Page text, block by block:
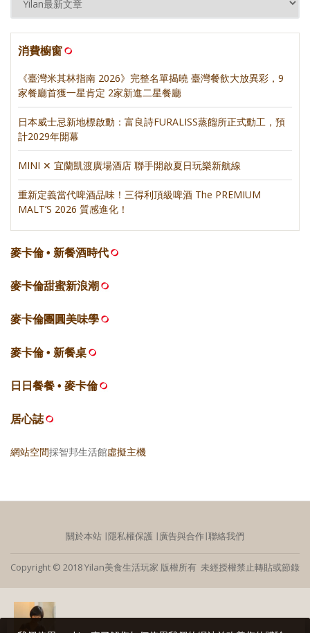
消費櫥窗
《臺灣米其林指南 2026》完整名單揭曉 臺灣餐飲大放異彩，9
家餐廳首獲一星肯定 2家新進二星餐廳
日本威士忌新地標啟動：富良詩FURALISS蒸餾所正式動工，預
計2029年開幕
MINI ✕ 宜蘭凱渡廣場酒店 聯手開啟夏日玩樂新航線
重新定義當代啤酒品味！三得利頂級啤酒 The PREMIUM
MALT’S 2026 質感進化！
麥卡倫 • 新餐酒時代
麥卡倫甜蜜新浪潮
麥卡倫團圓美味學
麥卡倫 • 新餐桌
日日餐餐 • 麥卡倫
居心誌
網站空間採智邦生活館虛擬主機
關於本站 ∣隱私權保護 ∣廣告與合作∣聯絡我們
Copyright © 2018 Yilan美食生活玩家 版權所有 未經授權禁止轉貼或節錄